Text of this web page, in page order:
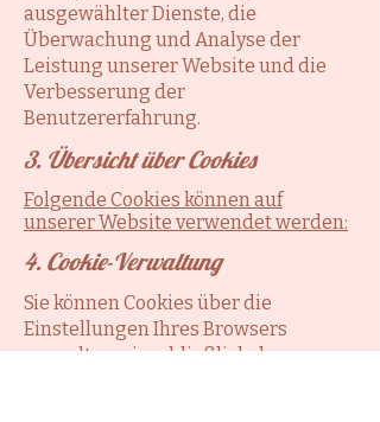
ausgewählter Dienste, die
Überwachung und Analyse der
Leistung unserer Website und die
Verbesserung der
Benutzererfahrung.
3. Übersicht über Cookies
Folgende Cookies können auf
unserer Website verwendet werden:
4. Cookie-Verwaltung
Sie können Cookies über die
Einstellungen Ihres Browsers
verwalten, einschließlich des